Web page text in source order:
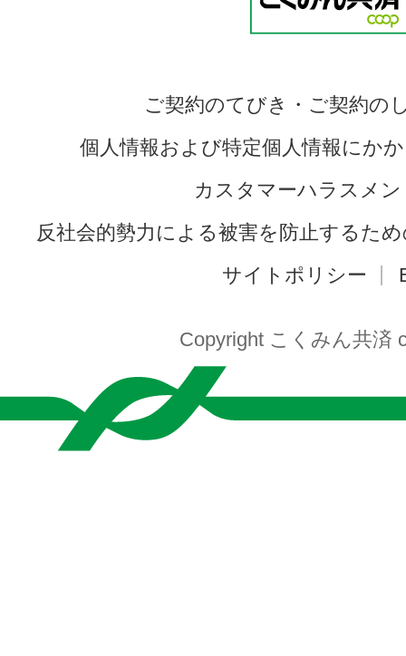
ご契約のてびき・ご契約の
個人情報および特定個人情報にか
カスタマーハラスメ
反社会的勢力による被害を防止するた
サイトポリシー
Copyright こくみん共済